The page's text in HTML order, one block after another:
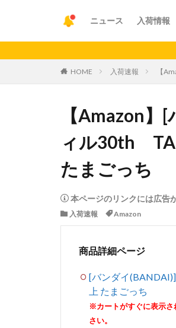
ニュース 入荷情報
HOME 入荷速報 【
【Amazon
ィル30th
たまごっち
本ページのリンクには広告
入荷速報 Amazon
商品詳細ページ
[バンダイ
上 たまごっち
※カートがすぐに表示さ
さい。